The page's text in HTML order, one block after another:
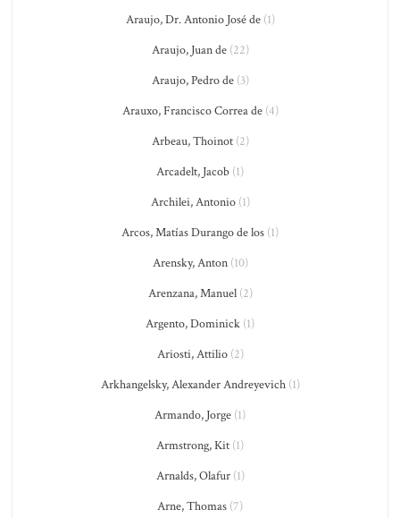
Araujo, Dr. Antonio José de(1)
Araujo, Juan de(22)
Araujo, Pedro de(3)
Arauxo, Francisco Correa de(4)
Arbeau, Thoinot(2)
Arcadelt, Jacob (1)
Archilei, Antonio(1)
Arcos, Matías Durango de los (1)
Arensky, Anton(10)
Arenzana, Manuel(2)
Argento, Dominick (1)
Ariosti, Attilio(2)
Arkhangelsky, Alexander Andreyevich(1)
Armando, Jorge (1)
Armstrong, Kit (1)
Arnalds, Olafur(1)
Arne, Thomas (7)